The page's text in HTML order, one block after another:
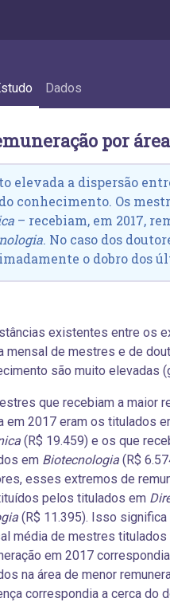
- 6.5
Dados
por
elevada a dispersão
conhecimento. Os
– recebiam, em 2017,
. No caso dos
o dobro dos
existentes entre os
mensal de mestres e de
são muito elevadas
que recebiam a maior
em 2017 eram os titulados
(R$ 19.459) e os que
em Biotecnologia (R$
esses extremos de
pelos titulados em
(R$ 11.395). Isso significa
média de mestres titulados
em 2017
na área de menor
correspondia a cerca do